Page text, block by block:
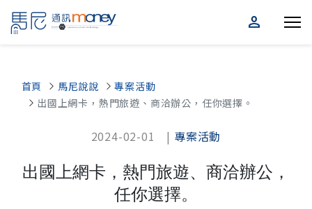
person
首頁 馬尼說說
專案活動
出國上網卡，熱門旅遊、商洽辦公，任你選擇。
2024-02-01 | 專案活動
出國上網卡，熱門旅遊、商洽辦公，
任你選擇。